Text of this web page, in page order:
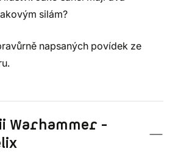
silám?
napsaných povídek ze
Warhammer -